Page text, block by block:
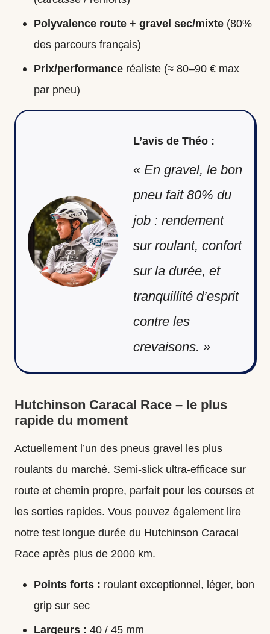
Polyvalence route + gravel sec/mixte (80%
des parcours français)
Prix/performance réaliste (≈ 80–90 € max
par pneu)
L’avis de Théo :
« En gravel, le bon
pneu fait 80% du
job : rendement
sur roulant, confort
sur la durée, et
tranquillité d’esprit
contre les
crevaisons. »
Hutchinson Caracal Race – le plus
rapide du moment
Actuellement l’un des pneus gravel les plus
roulants du marché. Semi-slick ultra-efficace sur
route et chemin propre, parfait pour les courses et
les sorties rapides. Vous pouvez également lire
notre test longue durée du Hutchinson Caracal
Race après plus de 2000 km.
Points forts : roulant exceptionnel, léger, bon
grip sur sec
Largeurs : 40 / 45 mm